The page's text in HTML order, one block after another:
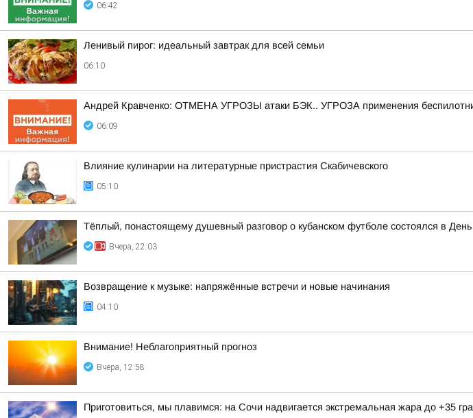
06:42
Ленивый пирог: идеальный завтрак для всей семьи
06:10
Андрей Кравченко: ОТМЕНА УГРОЗЫ атаки БЭК.. УГРОЗА применения
06:09
Влияние кулинарии на литературные пристрастия Скабичевского
05:10
Тёплый, понастоящему душевный разговор о кубанском футболе состоялся в
Вчера, 22:03
Возвращение к музыке: напряжённые встречи и новые начинания
04:10
Внимание! Неблагоприятный прогноз
Вчера, 12:58
Приготовиться, мы плавимся: на Сочи надвигается экстремальная жара до +35